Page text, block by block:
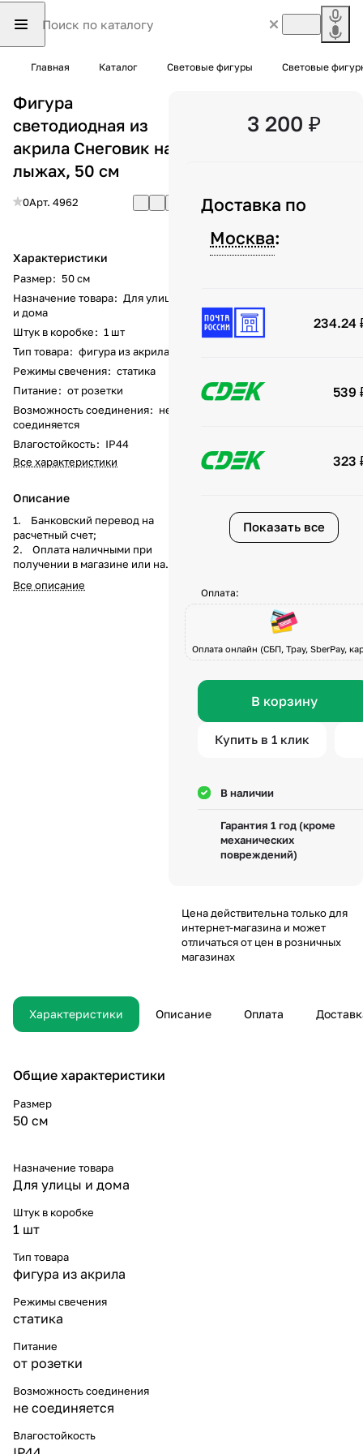
Главная Каталог Световые фигуры Световые
Фигура
светодиодная из
акрила Снеговик на
лыжах, 50 см
0Арт. 4962
Характеристики
Размер: 50 см
Назначение товара: Для улицы
и дома
Штук в коробке: 1 шт
Тип товара: фигура из акрила
Режимы свечения: статика
Питание: от розетки
Возможность соединения: не
соединяется
Влагостойкость: IP44
Все характеристики
Описание
1. Банковский перевод на
расчетный счет;
2. Оплата наличными при
получении в магазине или на
складе компании а
также курьеру при доставке;
Все описание
3 200 ₽
Доставка по
Москва:
234.24
539
323
Показать все
Оплата:
Оплата онлайн (СБП, Tpay, SberPay,
В корзину
Купить в 1 клик
В наличии
Гарантия 1 год (кроме
механических
повреждений)
Цена действительна только для
интернет-магазина и может
отличаться от цен в розничных
магазинах
Характеристики Описание Оплата
Общие характеристики
Размер
50 см
Назначение товара
Для улицы и дома
Штук в коробке
1 шт
Тип товара
фигура из акрила
Режимы свечения
статика
Питание
от розетки
Возможность соединения
не соединяется
Влагостойкость